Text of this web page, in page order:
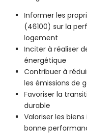
Informer les
(46100) sur la
logement
Inciter à réaliser
énergétique
Contribuer à
les émissions de
Favoriser la
durable
Valoriser les
bonne